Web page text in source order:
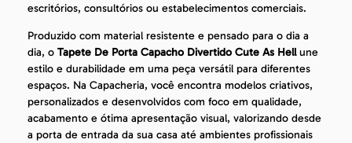
escritórios, consultórios ou estabelecimentos comerciais.
Produzido com material resistente e pensado para o dia a
dia, o Tapete De Porta Capacho Divertido Cute As Hellune
estilo e durabilidade em uma peça versátil para diferentes
espaços. Na Capacheria, você encontra modelos criativos,
personalizados e desenvolvidos com foco em qualidade,
acabamento e ótima apresentação visual, valorizando desde
a porta de entrada da sua casa até ambientes profissionais